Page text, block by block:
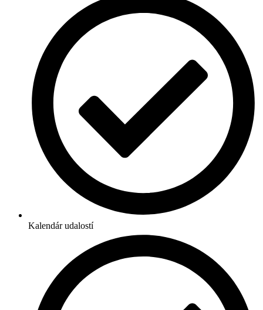
Kalendár udalostí